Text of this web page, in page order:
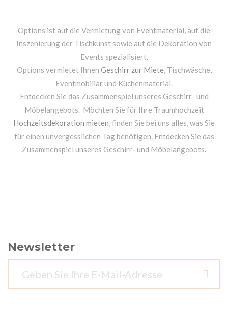
Options ist auf die Vermietung von Eventmaterial, auf die
Inszenierung der Tischkunst sowie auf die Dekoration von
Events spezialisiert.
Options vermietet Ihnen Geschirr zur Miete, Tischwäsche,
Eventmobiliar und Küchenmaterial.
Entdecken Sie das Zusammenspiel unseres Geschirr- und
Möbelangebots. Möchten Sie für Ihre Traumhochzeit
Hochzeitsdekoration mieten, finden Sie bei uns alles, was Sie
für einen unvergesslichen Tag benötigen. Entdecken Sie das
Zusammenspiel unseres Geschirr- und Möbelangebots.
Newsletter